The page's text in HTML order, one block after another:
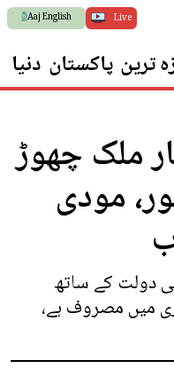
Live
Aaj English
ترین پاکستان دنیا
ملک چھوڑ
مودی
ڈالرز کی دولت کے ساتھ
میں مصروف ہے،